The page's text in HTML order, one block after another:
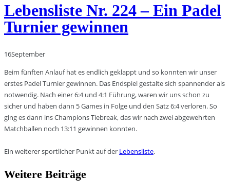
Lebensliste Nr. 224 – Ein Padel
Turnier gewinnen
16September
Beim fünften Anlauf hat es endlich geklappt und so konnten wir unser
erstes Padel Turnier gewinnen. Das Endspiel gestalte sich spannender als
notwendig. Nach einer 6:4 und 4:1 Führung, waren wir uns schon zu
sicher und haben dann 5 Games in Folge und den Satz 6:4 verloren. So
ging es dann ins Champions Tiebreak, das wir nach zwei abgewehrten
Matchballen noch 13:11 gewinnen konnten.
Ein weiterer sportlicher Punkt auf der Lebensliste.
Weitere Beiträge